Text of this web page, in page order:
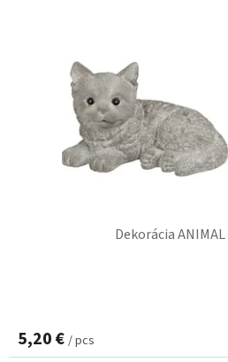
Dekorácia
5,20 € / pcs